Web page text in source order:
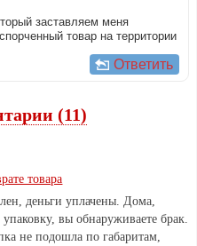
заставляем меня
товар на территории
Ответить
(11)
товара
деньги уплачены. Дома,
упаковку, вы обнаруживаете брак.
не подошла по габаритам,